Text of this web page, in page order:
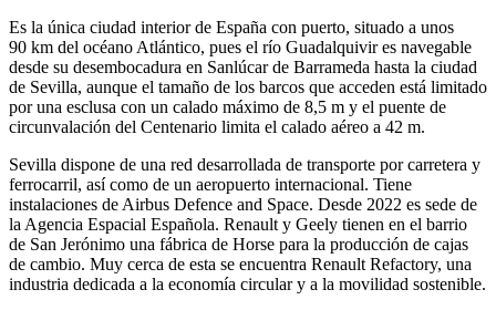
Es la única ciudad interior de España con puerto, situado a unos
90 km del océano Atlántico, pues el río Guadalquivir es navegable
desde su desembocadura en Sanlúcar de Barrameda hasta la ciudad
de Sevilla, aunque el tamaño de los barcos que acceden está limitado
por una esclusa con un calado máximo de 8,5 m y el puente de
circunvalación del Centenario limita el calado aéreo a 42 m.​
Sevilla dispone de una red desarrollada de transporte por carretera y
ferrocarril, así como de un aeropuerto internacional. Tiene
instalaciones de Airbus Defence and Space.​ Desde 2022 es sede de
la Agencia Espacial Española.​ Renault y Geely tienen en el barrio
de San Jerónimo una fábrica de Horse para la producción de cajas
de cambio.​​ Muy cerca de esta se encuentra Renault Refactory, una
industria dedicada a la economía circular y a la movilidad sostenible.​